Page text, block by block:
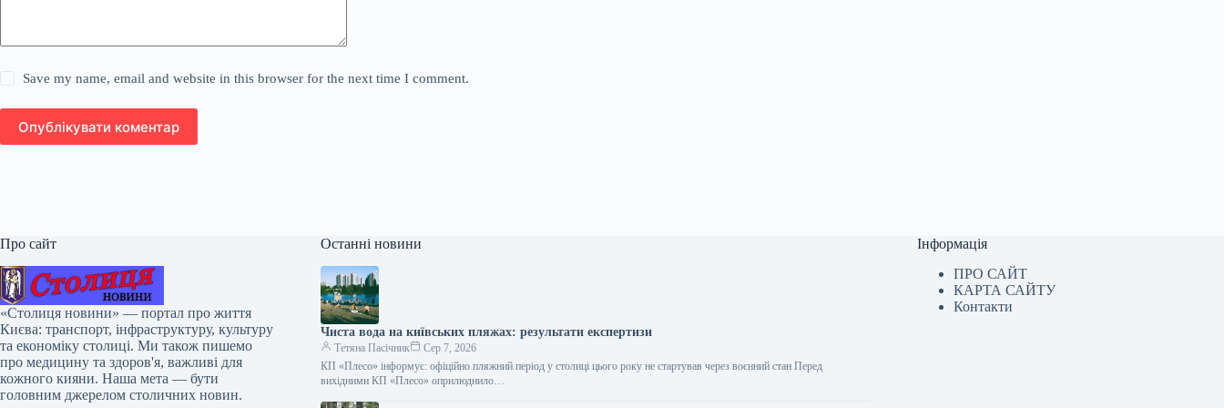
Save my name, email and website in this browser for the next time I comment.
Опублікувати коментар
Про сайт
«Столиця новини» — портал про життя
Києва: транспорт, інфраструктуру, культуру
та економіку столиці. Ми також пишемо
про медицину та здоров'я, важливі для
кожного кияни. Наша мета — бути
головним джерелом столичних новин.
Останні новини
Чиста вода на київських пляжах: результати експертизи
Тетяна Пасічник
Сер 7, 2026
КП «Плесо» інформує: офіційно пляжний період у столиці цього року не стартував через воєнний стан Перед
вихідними КП «Плесо» оприлюднило…
Інформація
ПРО САЙТ
КАРТА САЙТУ
Контакти